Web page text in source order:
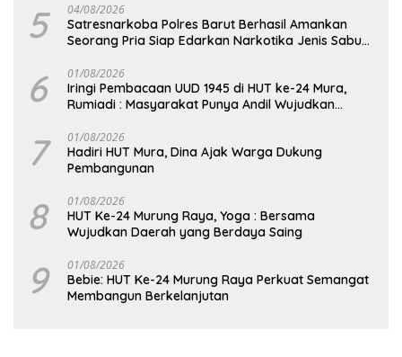
5 04/08/2026
Satresnarkoba Polres Barut Berhasil Amankan
Seorang Pria Siap Edarkan Narkotika Jenis Sabu
6 01/08/2026
Iringi Pembacaan UUD 1945 di HUT ke-24 Mura,
Rumiadi : Masyarakat Punya Andil Wujudkan
7 01/08/2026
Hadiri HUT Mura, Dina Ajak Warga Dukung
Pembangunan
8 01/08/2026
HUT Ke-24 Murung Raya, Yoga : Bersama
Wujudkan Daerah yang Berdaya Saing
9 01/08/2026
Bebie: HUT Ke-24 Murung Raya Perkuat Semangat
Membangun Berkelanjutan